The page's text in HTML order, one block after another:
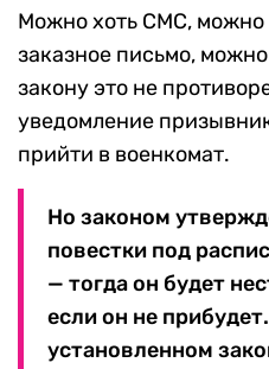
Можно хоть СМС, можно
заказное письмо,
закону это не
уведомление
прийти в военкомат.
Но законом
повестки под
— тогда он будет
если он не
установленном